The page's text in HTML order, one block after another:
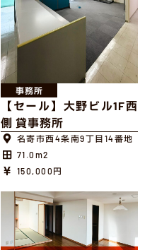
事務所
【セール】大野ビル1F西
側 貸事務所
名寄市西4条南9丁目14番地
71.0m2
150,000円